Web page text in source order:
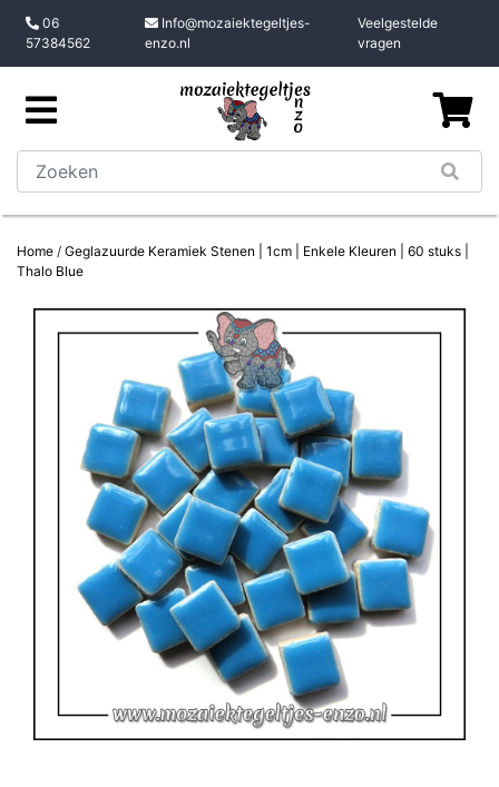
06
57384562
Info@mozaiektegeltjes-
enzo.nl
Veelgestelde
vragen
Home / Geglazuurde Keramiek Stenen | 1cm | Enkele Kleuren | 60 stuks |
Thalo Blue